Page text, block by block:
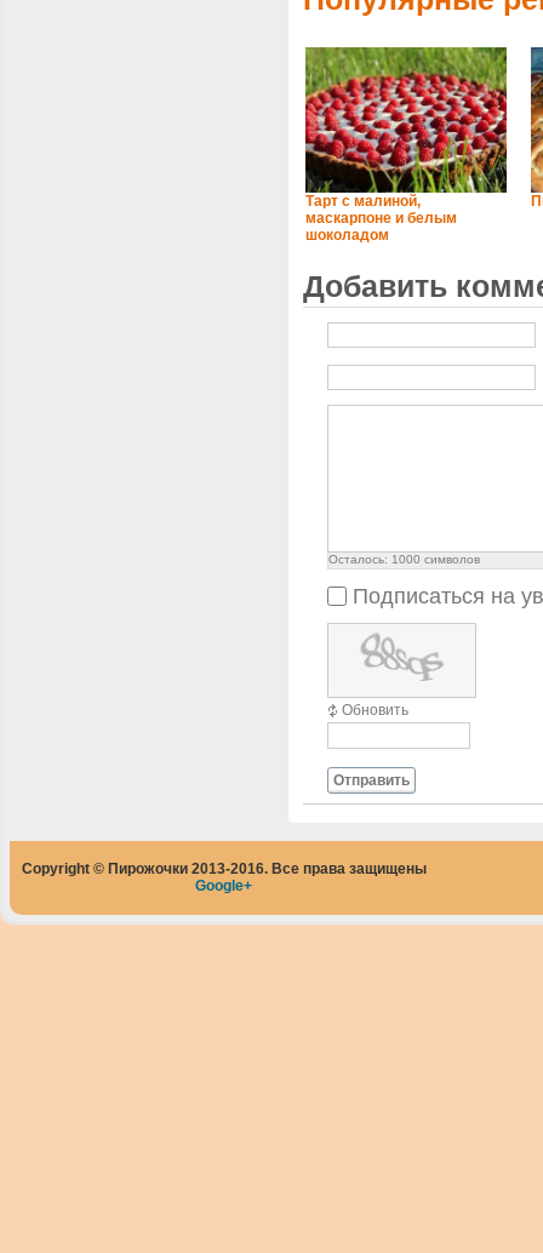
Тарт с малиной,
маскарпоне и белым
шоколадом
Добавить
Осталось: 1000 символов
Подписаться на
Обновить
Отправить
Copyright © Пирожочки 2013-2016. Все права защищены
Google+